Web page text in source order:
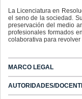
La Licenciatura en
el seno de la sociedad.
preservación del medio
profesionales formados
colaborativa para
MARCO LEGAL
AUTORIDADES/